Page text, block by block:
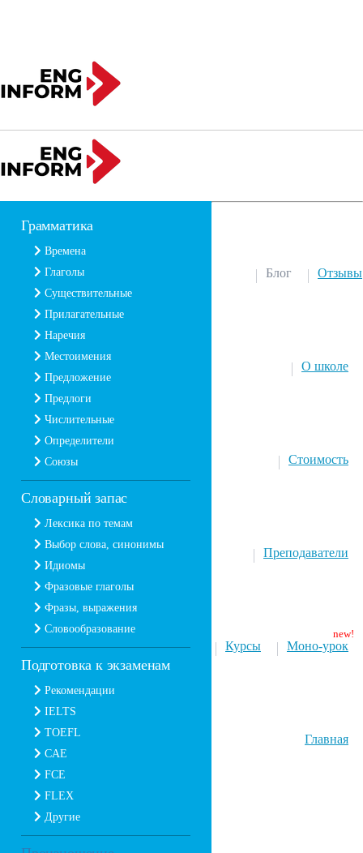
Грамматика
Времена
Глаголы
Существительные
Прилагательные
Наречия
Местоимения
Предложение
Предлоги
Числительные
Определители
Союзы
Словарный запас
Лексика по темам
Выбор слова, синонимы
Идиомы
Фразовые глаголы
Фразы, выражения
Словообразование
Подготовка к экзаменам
Рекомендации
IELTS
TOEFL
CAE
FCE
FLEX
Другие
Отзывы
Блог
О школе
Стоимость
Преподаватели
Моно-урок
Курсы
Главная